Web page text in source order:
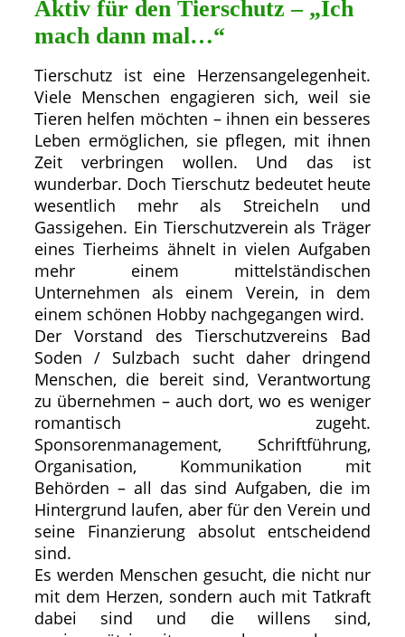
Aktiv für den Tierschutz – „Ich
mach dann mal…“
Tierschutz ist eine Herzensangelegenheit.
Viele Menschen engagieren sich, weil sie
Tieren helfen möchten – ihnen ein besseres
Leben ermöglichen, sie pflegen, mit ihnen
Zeit verbringen wollen. Und das ist
wunderbar. Doch Tierschutz bedeutet heute
wesentlich mehr als Streicheln und
Gassigehen. Ein Tierschutzverein als Träger
eines Tierheims ähnelt in vielen Aufgaben
mehr einem mittelständischen
Unternehmen als einem Verein, in dem
einem schönen Hobby nachgegangen wird.
Der Vorstand des Tierschutzvereins Bad
Soden / Sulzbach sucht daher dringend
Menschen, die bereit sind, Verantwortung
zu übernehmen – auch dort, wo es weniger
romantisch zugeht.
Sponsorenmanagement, Schriftführung,
Organisation, Kommunikation mit
Behörden – all das sind Aufgaben, die im
Hintergrund laufen, aber für den Verein und
seine Finanzierung absolut entscheidend
sind.
Es werden Menschen gesucht, die nicht nur
mit dem Herzen, sondern auch mit Tatkraft
dabei sind und die willens sind,